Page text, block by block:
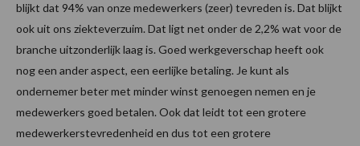
blijkt dat 94% van onze medewerkers (zeer) tevreden is. Dat blijkt
ook uit ons ziekteverzuim. Dat ligt net onder de 2,2% wat voor de
branche uitzonderlijk laag is. Goed werkgeverschap heeft ook
nog een ander aspect, een eerlijke betaling. Je kunt als
ondernemer beter met minder winst genoegen nemen en je
medewerkers goed betalen. Ook dat leidt tot een grotere
medewerkerstevredenheid en dus tot een grotere